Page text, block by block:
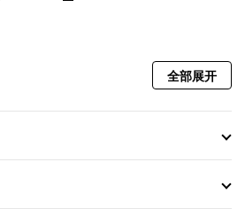
全部展开